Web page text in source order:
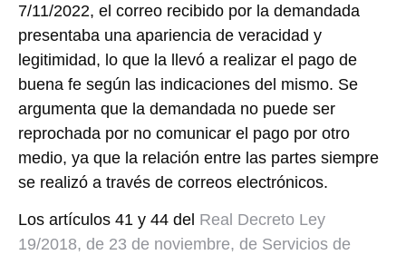
7/11/2022, el correo recibido por la demandada
presentaba una apariencia de veracidad y
legitimidad, lo que la llevó a realizar el pago de
buena fe según las indicaciones del mismo. Se
argumenta que la demandada no puede ser
reprochada por no comunicar el pago por otro
medio, ya que la relación entre las partes siempre
se realizó a través de correos electrónicos.
Los artículos 41 y 44 del Real Decreto Ley
19/2018, de 23 de noviembre, de Servicios de